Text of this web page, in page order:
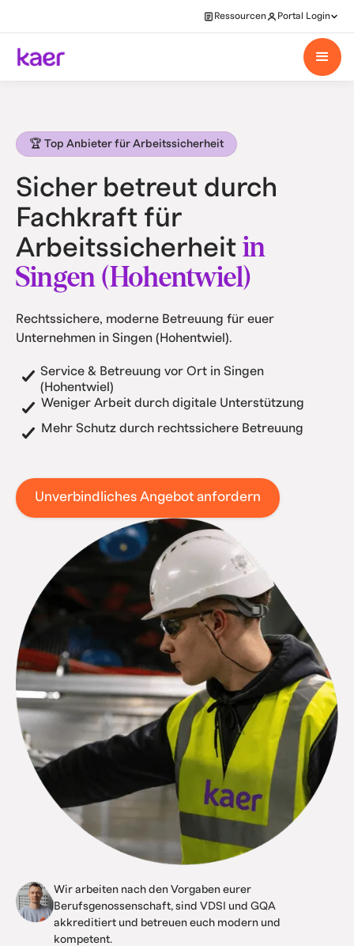
Ressourcen Portal Login
🏆 Top Anbieter für Arbeitssicherheit
Sicher betreut durch
Fachkraft für
Arbeitssicherheit in
Singen (Hohentwiel)
Rechtssichere, moderne Betreuung für euer
Unternehmen in Singen (Hohentwiel).
Service & Betreuung vor Ort in Singen
(Hohentwiel)
Weniger Arbeit durch digitale Unterstützung
Mehr Schutz durch rechtssichere Betreuung
Unverbindliches Angebot anfordern
Wir arbeiten nach den Vorgaben eurer
Berufsgenossenschaft, sind VDSI und GQA
akkreditiert und betreuen euch modern und
kompetent.